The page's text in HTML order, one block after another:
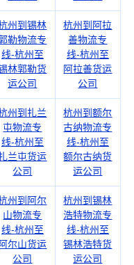
州到锡林
勒物流专
线-杭州至
林郭勒货
运公司
杭州到阿拉
善物流专
线-杭州至
阿拉善货运
公司
州到扎兰
屯物流专
线-杭州至
兰屯货运
公司
杭州到额尔
古纳物流专
线-杭州至
额尔古纳货
运公司
州到阿尔
山物流专
线-杭州至
阿尔山货运
公司
杭州到锡林
浩特物流专
线-杭州至
锡林浩特货
运公司